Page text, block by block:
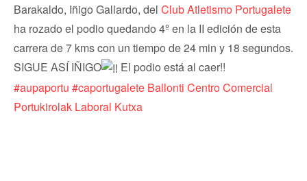
Barakaldo, Iñigo Gallardo, del Club Atletismo Portugalete
ha rozado el podio quedando 4º en la II edición de esta
carrera de 7 kms con un tiempo de 24 min y 18 segundos.
SIGUE ASÍ IÑIGO
El podio está al caer!!
#aupaportu #caportugalete Ballonti Centro Comercial
Portukirolak Laboral Kutxa